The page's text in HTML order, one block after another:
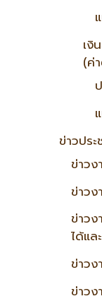
เงิ
(ค่
ข่าวปร
ข่าวง
ข่าว
ข่าว
ได้แล
ข่าว
ข่าว